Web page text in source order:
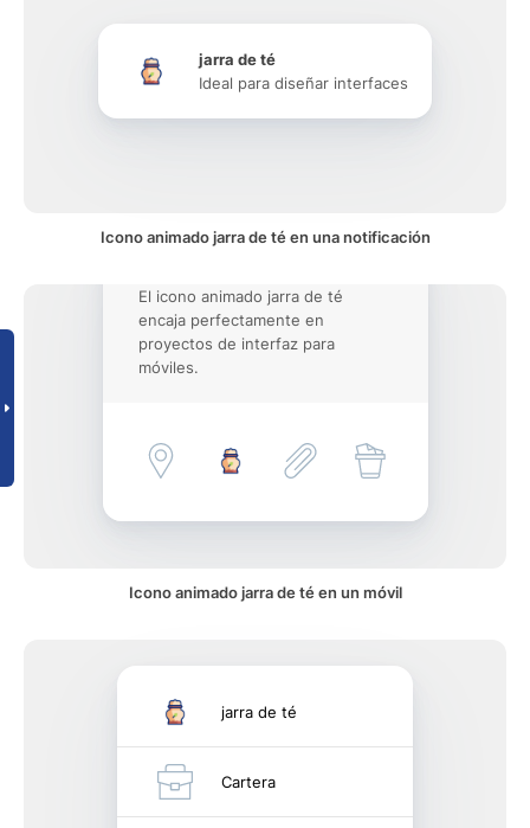
jarra de té
Ideal para diseñar interfaces
Icono animado jarra de té en una notificación
El icono animado jarra de té
encaja perfectamente en
proyectos de interfaz para
móviles.
Icono animado jarra de té en un móvil
jarra de té
Cartera